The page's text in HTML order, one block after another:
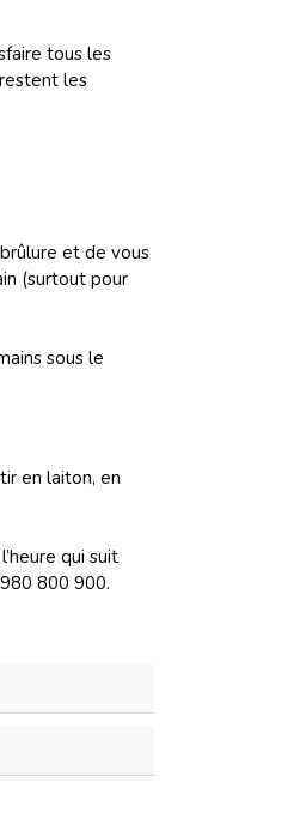
tous les
les
et de vous
(surtout pour
sous le
en laiton, en
qui suit
800 900.